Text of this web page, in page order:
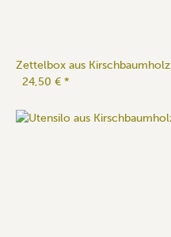
Zettelbox aus Kirschbaumholz
24,50 € *